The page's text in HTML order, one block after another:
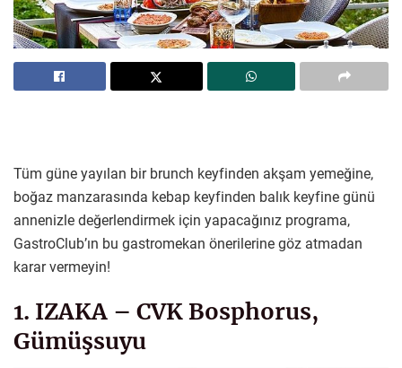
Tüm güne yayılan bir brunch keyfinden akşam yemeğine,
boğaz manzarasında kebap keyfinden balık keyfine günü
annenizle değerlendirmek için yapacağınız programa,
GastroClub’ın bu gastromekan önerilerine göz atmadan
karar vermeyin!
1. IZAKA – CVK Bosphorus,
Gümüşsuyu